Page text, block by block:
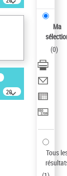
résultats/page
20
résultats/page
Ma
(0)
Tous